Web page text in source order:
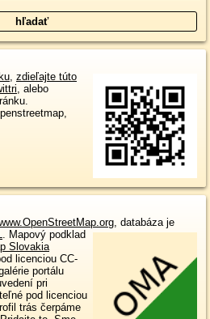
, zdieľajte túto
, alebo
, databáza je
. Mapový podklad
Slovakia
licenciou CC-
portálu
pri
pod licenciou
trás čerpáme